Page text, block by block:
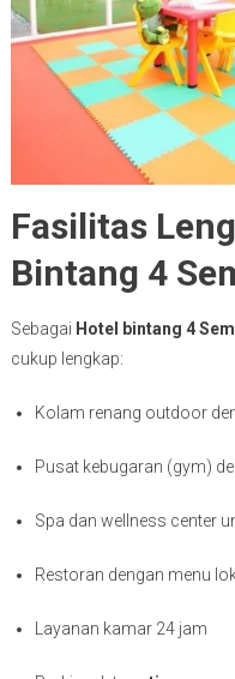
Fasilitas
Bintang 4
Sebagai Hotel bintang 4
cukup lengkap:
Kolam renang outdoor
Pusat kebugaran (gym)
Spa dan wellness center
Restoran dengan menu
Layanan kamar 24 jam